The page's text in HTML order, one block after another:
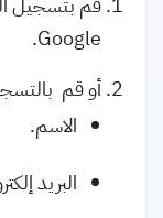
Google.
أو قم
الاسم.
البريد